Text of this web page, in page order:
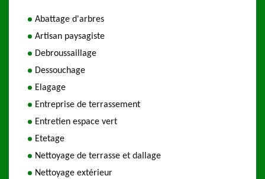
Abattage d'arbres
Artisan paysagiste
Debroussaillage
Dessouchage
Elagage
Entreprise de terrassement
Entretien espace vert
Etetage
Nettoyage de terrasse et dallage
Nettoyage extérieur